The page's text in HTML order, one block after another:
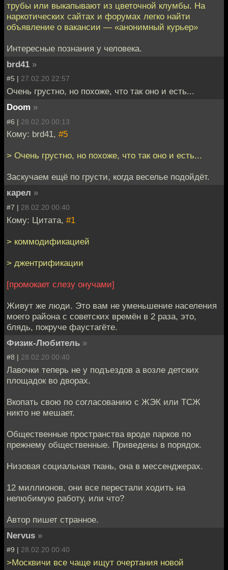
трубы или выкапывают из цветочной клумбы. На
наркотических сайтах и форумах легко найти
объявление о вакансии — «анонимный курьер»
Интересные познания у человека.
brd41 »
#5 | 27.02.20 22:57
Очень грустно, но похоже, что так оно и есть...
Doom »
#6 | 28.02.20 00:13
Кому: brd41, #5
> Очень грустно, но похоже, что так оно и есть...
Заскучаем ещё по грусти, когда веселье подойдёт.
карел »
#7 | 28.02.20 00:40
Кому: Цитата, #1
> коммодификацией
> джентрификации
[промокает слезу онучами]
Живут же люди. Это вам не уменьшение населения
моего района с советских времён в 2 раза, это,
блядь, покруче фаустагёте.
Физик-Любитель »
#8 | 28.02.20 00:40
Лавочки теперь не у подъездов а возле детских
площадок во дворах.
Вкопать свою по согласованию с ЖЭК или ТСЖ
никто не мешает.
Общественные пространства вроде парков по
прежнему общественные. Приведены в порядок.
Низовая социальная ткань, она в мессенджерах.
12 миллионов, они все перестали ходить на
нелюбимую работу, или что?
Автор пишет странное.
Nervus »
#9 | 28.02.20 00:40
>Москвичи все чаще ищут очертания новой